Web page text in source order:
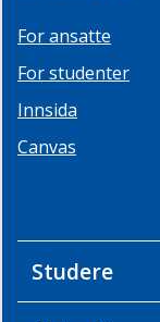
For ansatte
For studenter
Innsida
Canvas
Studere